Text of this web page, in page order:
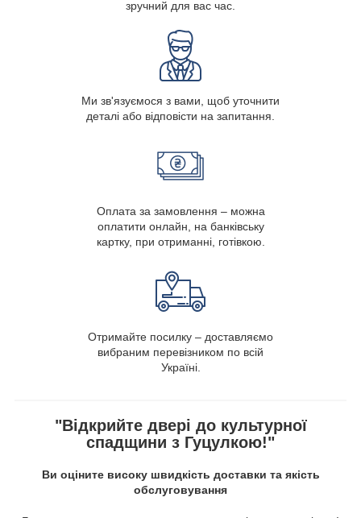
зручний для вас час.
Ми зв'язуємося з вами, щоб уточнити
деталі або відповісти на запитання.
Оплата за замовлення – можна
оплатити онлайн, на банківську
картку, при отриманні, готівкою.
Отримайте посилку – доставляємо
вибраним перевізником по всій
Україні.
"Відкрийте двері до культурної
спадщини з Гуцулкою!"
Ви оціните високу швидкість доставки та якість
обслуговування